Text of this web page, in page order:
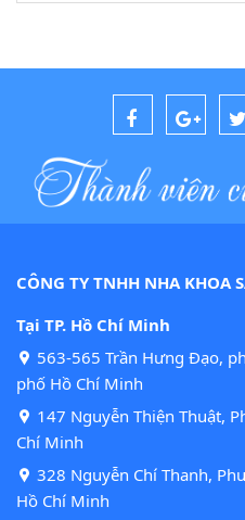
CÔNG TY TNHH NHA KHOA
Tại TP. Hồ Chí Minh
563-565 Trần Hưng Đạo,
phố Hồ Chí Minh
147 Nguyễn Thiện Thuật,
Chí Minh
328 Nguyễn Chí Thanh,
Hồ Chí Minh